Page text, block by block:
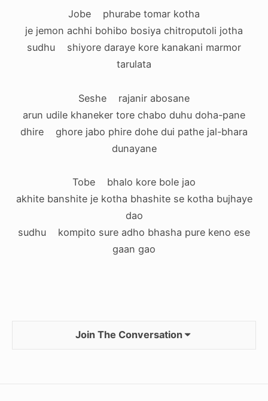
Jobe phurabe tomar kotha
je jemon achhi bohibo bosiya chitroputoli jotha
sudhu shiyore daraye kore kanakani marmor
tarulata
Seshe rajanir abosane
arun udile khaneker tore chabo duhu doha-pane
dhire ghore jabo phire dohe dui pathe jal-bhara
dunayane
Tobe bhalo kore bole jao
akhite banshite je kotha bhashite se kotha bujhaye
dao
sudhu kompito sure adho bhasha pure keno ese
gaan gao
Join The Conversation